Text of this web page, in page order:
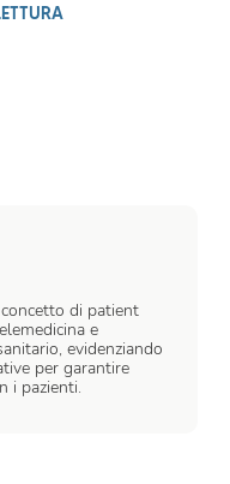
di patient
e
evidenziando
per garantire
i pazienti.